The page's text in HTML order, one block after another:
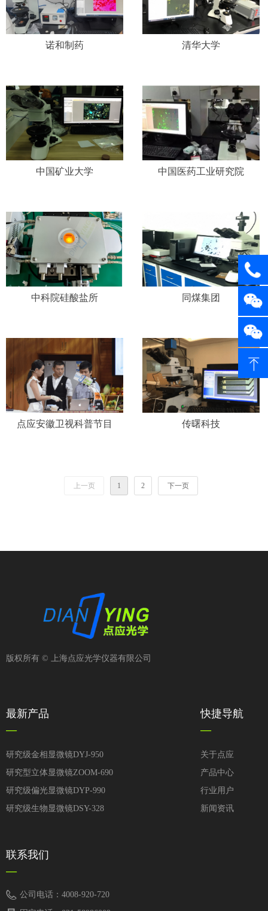
诺和制药 清华大学
中国矿业大学 中国医药工业研究院
中科院硅酸盐所 同煤集团
点应安徽卫视科普节目 传曙科技
上一页 1 2 下一页
版权所有 © 上海点应光学仪器有限公司
最新产品
—
研究级金相显微镜DYJ-950
研究型立体显微镜ZOOM-690
研究级偏光显微镜DYP-990
研究级生物显微镜DSY-328
快捷导航
—
关于点应
产品中心
行业用户
新闻资讯
联系我们
—
公司电话： 4008-920-720
ꁸ